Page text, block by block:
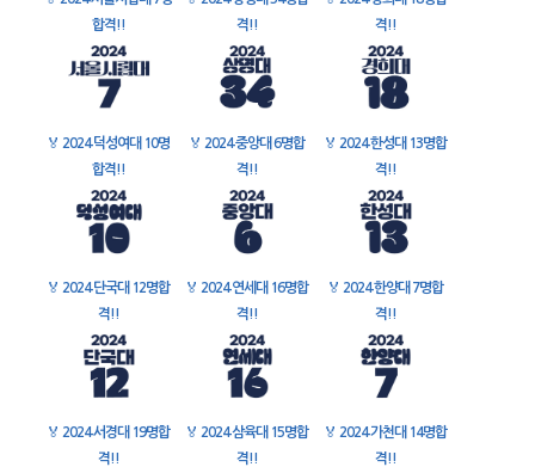
합격!!
격!!
격!!
🏅 2024 덕성여대 10명
합격!!
🏅 2024 중앙대 6명합
격!!
🏅 2024 한성대 13명합
격!!
🏅 2024 단국대 12명합
격!!
🏅 2024 연세대 16명합
격!!
🏅 2024 한양대 7명합
격!!
🏅 2024 서경대 19명합
격!!
🏅 2024 삼육대 15명합
격!!
🏅 2024 가천대 14명합
격!!